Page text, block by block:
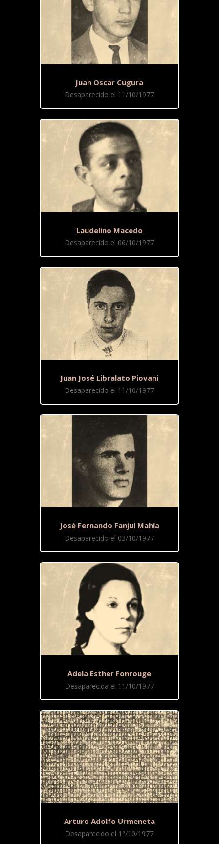
Juan Oscar Cugura
Desaparecido el 11/10/1977
Laudelino Macedo
Desaparecido el 06/10/1977
Juan José Libralato Piovani
Desaparecido el 11/10/1977
José Fernando Fanjul Mahía
Desaparecido el 03/10/1977
Adela Esther Fonrouge
Desaparecida el 11/10/1977
Arturo Adolfo Urmeneta
Desaparecido el 1°/10/1977